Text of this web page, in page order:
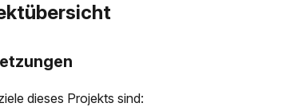
dieses Projekts sind: